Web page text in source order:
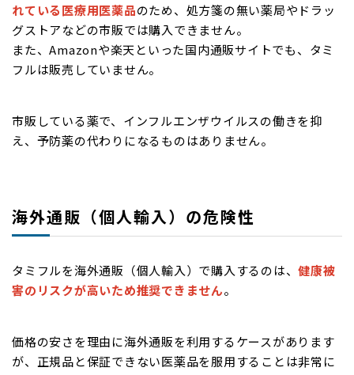
れている医療用医薬品のため、処方箋の無い薬局やドラッ
グストアなどの市販では購入できません。
また、Amazonや楽天といった国内通販サイトでも、タミ
フルは販売していません。
市販している薬で、インフルエンザウイルスの働きを抑
え、予防薬の代わりになるものはありません。
海外通販（個人輸入）の危険性
タミフルを海外通販（個人輸入）で購入するのは、健康被
害のリスクが高いため推奨できません。
価格の安さを理由に海外通販を利用するケースがあります
が、正規品と保証できない医薬品を服用することは非常に